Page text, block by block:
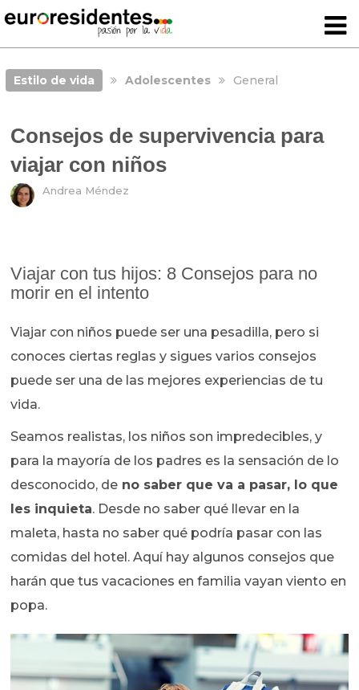
Estilo de vida Adolescentes General
Consejos de supervivencia para
viajar con niños
Andrea Méndez
Viajar con tus hijos: 8 Consejos para no
morir en el intento
Viajar con niños puede ser una pesadilla, pero si
conoces ciertas reglas y sigues varios consejos
puede ser una de las mejores experiencias de tu
vida.
Seamos realistas, los niños son impredecibles, y
para la mayoría de los padres es la sensación de lo
desconocido, de no saber que va a pasar, lo que
les inquieta. Desde no saber qué llevar en la
maleta, hasta no saber qué podría pasar con las
comidas del hotel. Aquí hay algunos consejos que
harán que tus vacaciones en familia vayan viento en
popa.